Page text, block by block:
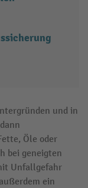
und in
Öle oder
bei geneigten
Unfallgefahr
ein